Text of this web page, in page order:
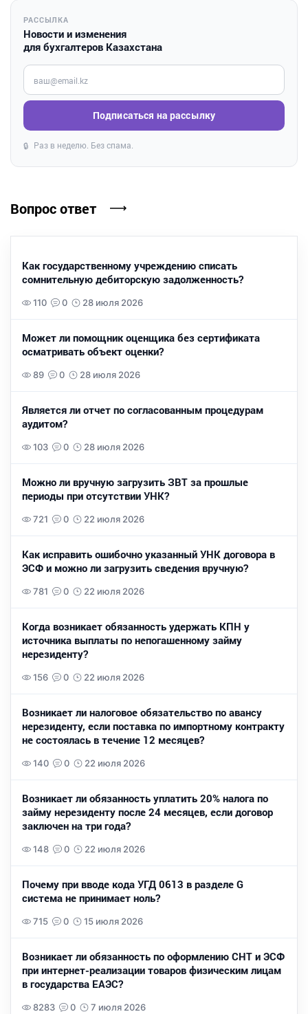
РАССЫЛКА
Новости и изменения
для бухгалтеров Казахстана
Введите ваш e-mail
Подписаться на рассылку
🔒 Раз в неделю. Без спама.
Вопрос ответ
Как государственному учреждению списать
сомнительную дебиторскую задолженность?
110 0 28 июля 2026
Может ли помощник оценщика без сертификата
осматривать объект оценки?
89 0 28 июля 2026
Является ли отчет по согласованным процедурам
аудитом?
103 0 28 июля 2026
Можно ли вручную загрузить ЗВТ за прошлые
периоды при отсутствии УНК?
721 0 22 июля 2026
Как исправить ошибочно указанный УНК договора в
ЭСФ и можно ли загрузить сведения вручную?
781 0 22 июля 2026
Когда возникает обязанность удержать КПН у
источника выплаты по непогашенному займу
нерезиденту?
156 0 22 июля 2026
Возникает ли налоговое обязательство по авансу
нерезиденту, если поставка по импортному контракту
не состоялась в течение 12 месяцев?
140 0 22 июля 2026
Возникает ли обязанность уплатить 20% налога по
займу нерезиденту после 24 месяцев, если договор
заключен на три года?
148 0 22 июля 2026
Почему при вводе кода УГД 0613 в разделе G
система не принимает ноль?
715 0 15 июля 2026
Возникает ли обязанность по оформлению СНТ и ЭСФ
при интернет-реализации товаров физическим лицам
в государства ЕАЭС?
8283 0 7 июля 2026